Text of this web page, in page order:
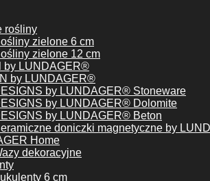
rośliny
zielone 6 cm
zielone 12 cm
by LUNDAGER®
by LUNDAGER®
by LUNDAGER® Stoneware
by LUNDAGER® Dolomite
by LUNDAGER® Beton
doniczki magnetyczne by
Home
dekoracyjne
6 cm